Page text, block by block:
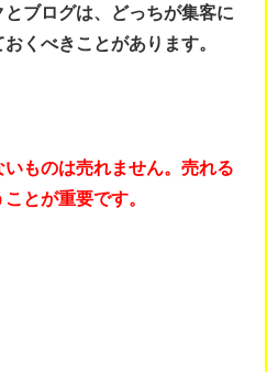
ブログは、どっちが集客に
くべきことがあります。
ものは売れません。売れる
とが重要です。